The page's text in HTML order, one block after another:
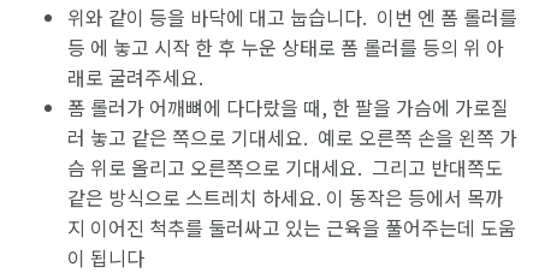
위와 같이 등을 바닥에 대고 눕습니다. 이번 엔 폼 롤러를
등 에 놓고 시작 한 후 누운 상태로 폼 롤러를 등의 위 아
래로 굴려주세요.
폼 롤러가 어깨뼈에 다다랐을 때, 한 팔을 가슴에 가로질
러 놓고 같은 쪽으로 기대세요. 예로 오른쪽 손을 왼쪽 가
슴 위로 올리고 오른쪽으로 기대세요. 그리고 반대쪽도
같은 방식으로 스트레치 하세요. 이 동작은 등에서 목까
지 이어진 척추를 둘러싸고 있는 근육을 풀어주는데 도움
이 됩니다